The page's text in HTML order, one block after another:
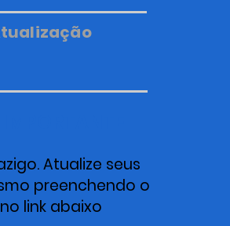
Atualize seus
preenchendo o
link abaixo